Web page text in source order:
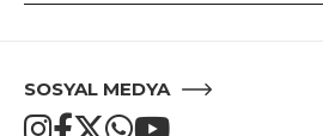
SOSYAL MEDYA